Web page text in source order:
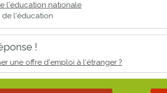
l'éducation nationale
de l'éducation
!
une offre d'emploi à l'étranger ?